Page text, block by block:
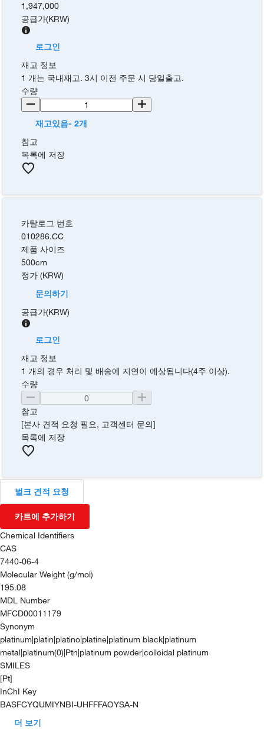
1,947,000
공급가(KRW)
로그인
재고 정보
1 개는 국내재고. 3시 이전 주문 시 당일출고.
수량
재고있음- 2개
참고
목록에 저장
카탈로그 번호
010286.CC
제품 사이즈
500cm
정가 (KRW)
문의하기
공급가(KRW)
로그인
재고 정보
1 개의 경우 처리 및 배송에 지연이 예상됩니다(4주 이상).
수량
참고
[본사 견적 요청 필요, 고객센터 문의]
목록에 저장
벌크 견적 요청
카트에 추가하기
Chemical Identifiers
CAS
7440-06-4
Molecular Weight (g/mol)
195.08
MDL Number
MFCD00011179
Synonym
platinum|platin|platino|platine|platinum black|platinum
metal|platinum(0)|Ptn|platinum powder|colloidal platinum
SMILES
[Pt]
InChI Key
BASFCYQUMIYNBI-UHFFFAOYSA-N
더 보기